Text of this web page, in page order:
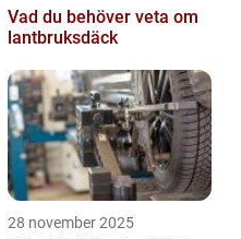
Vad du behöver veta om
lantbruksdäck
28 november 2025